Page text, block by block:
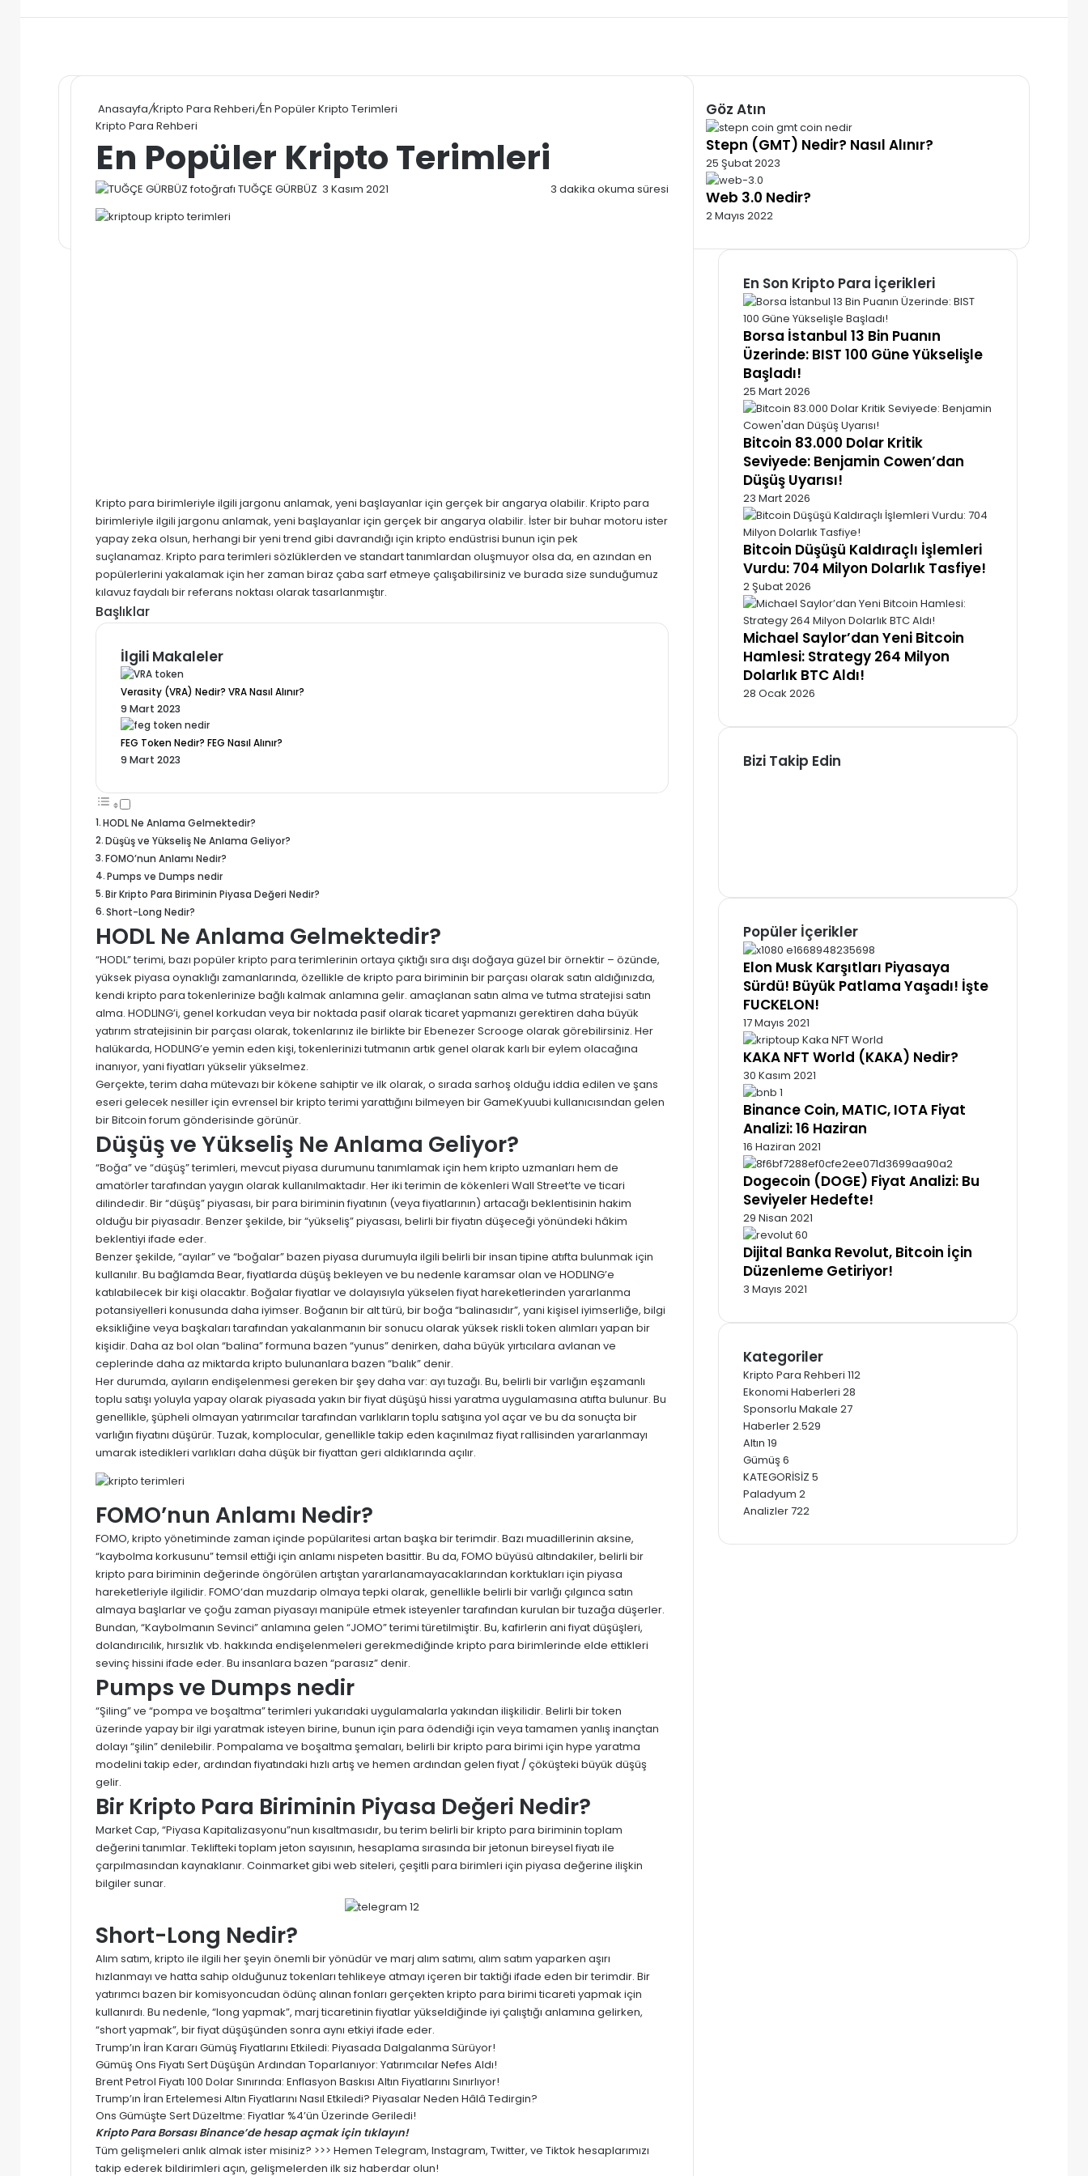
Anasayfa/Kripto Para Rehberi/En Popüler Kripto Terimleri
Kripto Para Rehberi
En Popüler Kripto Terimleri
TUĞÇE GÜRBÜZ Bir
3 Kasım 2021 3 dakika okuma süresi
Kripto para birimleriyle ilgili jargonu anlamak, yeni başlayanlar için gerçek bir angarya olabilir. Kripto para
birimleriyle ilgili jargonu anlamak, yeni başlayanlar için gerçek bir angarya olabilir. İster bir buhar motoru ister
yapay zeka olsun, herhangi bir yeni trend gibi davrandığı için kripto endüstrisi bunun için pek
suçlanamaz. Kripto para terimleri sözlüklerden ve standart tanımlardan oluşmuyor olsa da, en azından en
popülerlerini yakalamak için her zaman biraz çaba sarf etmeye çalışabilirsiniz ve burada size sunduğumuz
kılavuz faydalı bir referans noktası olarak tasarlanmıştır.
Başlıklar
İlgili Makaleler
Verasity (VRA) Nedir? VRA Nasıl Alınır?
9 Mart 2023
FEG Token Nedir? FEG Nasıl Alınır?
9 Mart 2023
HODL Ne Anlama Gelmektedir?
Düşüş ve Yükseliş Ne Anlama Geliyor?
FOMO’nun Anlamı Nedir?
Pumps ve Dumps nedir
Bir Kripto Para Biriminin Piyasa Değeri Nedir?
Short-Long Nedir?
HODL Ne Anlama Gelmektedir?
“HODL” terimi, bazı popüler kripto para terimlerinin ortaya çıktığı sıra dışı doğaya güzel bir örnektir – özünde,
yüksek piyasa oynaklığı zamanlarında, özellikle de kripto para biriminin bir parçası olarak satın aldığınızda,
kendi kripto para tokenlerinize bağlı kalmak anlamına gelir. amaçlanan satın alma ve tutma stratejisi satın
alma. HODLING’i, genel korkudan veya bir noktada pasif olarak ticaret yapmanızı gerektiren daha büyük
yatırım stratejisinin bir parçası olarak, tokenlarınız ile birlikte bir Ebenezer Scrooge olarak görebilirsiniz. Her
halükarda, HODLING’e yemin eden kişi, tokenlerinizi tutmanın artık genel olarak karlı bir eylem olacağına
inanıyor, yani fiyatları yükselir yükselmez.
Gerçekte, terim daha mütevazı bir kökene sahiptir ve ilk olarak, o sırada sarhoş olduğu iddia edilen ve şans
eseri gelecek nesiller için evrensel bir kripto terimi yarattığını bilmeyen bir GameKyuubi kullanıcısından gelen
bir Bitcoin forum gönderisinde görünür.
Düşüş ve Yükseliş Ne Anlama Geliyor?
“Boğa” ve “düşüş” terimleri, mevcut piyasa durumunu tanımlamak için hem kripto uzmanları hem de
amatörler tarafından yaygın olarak kullanılmaktadır. Her iki terimin de kökenleri Wall Street’te ve ticari
dilindedir. Bir “düşüş” piyasası, bir para biriminin fiyatının (veya fiyatlarının) artacağı beklentisinin hakim
olduğu bir piyasadır. Benzer şekilde, bir “yükseliş” piyasası, belirli bir fiyatın düşeceği yönündeki hâkim
beklentiyi ifade eder.
Benzer şekilde, “ayılar”ve “boğalar” bazen piyasa durumuyla ilgili belirli bir insan tipine atıfta bulunmak için
kullanılır. Bu bağlamda Bear, fiyatlarda düşüş bekleyen ve bu nedenle karamsar olan ve HODLING’e
katılabilecek bir kişi olacaktır. Boğalar fiyatlar ve dolayısıyla yükselen fiyat hareketlerinden yararlanma
potansiyelleri konusunda daha iyimser. Boğanın bir alt türü, bir boğa “balinasıdır”, yani kişisel iyimserliğe, bilgi
eksikliğine veya başkaları tarafından yakalanmanın bir sonucu olarak yüksek riskli token alımları yapan bir
kişidir. Daha az bol olan “balina” formuna bazen “yunus” denirken, daha büyük yırtıcılara avlanan ve
ceplerinde daha az miktarda kripto bulunanlara bazen “balık” denir.
Her durumda, ayıların endişelenmesi gereken bir şey daha var: ayı tuzağı. Bu, belirli bir varlığın eşzamanlı
toplu satışı yoluyla yapay olarak piyasada yakın bir fiyat düşüşü hissi yaratma uygulamasına atıfta bulunur. Bu
genellikle, şüpheli olmayan yatırımcılar tarafından varlıkların toplu satışına yol açar ve bu da sonuçta bir
varlığın fiyatını düşürür. Tuzak, komplocular, genellikle takip eden kaçınılmaz fiyat rallisinden yararlanmayı
umarak istedikleri varlıkları daha düşük bir fiyattan geri aldıklarında açılır.
FOMO’nun Anlamı Nedir?
FOMO, kripto yönetiminde zaman içinde popülaritesi artan başka bir terimdir. Bazı muadillerinin aksine,
“kaybolma korkusunu” temsil ettiği için anlamı nispeten basittir. Bu da, FOMO büyüsü altındakiler, belirli bir
kripto para biriminin değerinde öngörülen artıştan yararlanamayacaklarından korktukları için piyasa
hareketleriyle ilgilidir. FOMO‘dan muzdarip olmaya tepki olarak, genellikle belirli bir varlığı çılgınca satın
almaya başlarlar ve çoğu zaman piyasayı manipüle etmek isteyenler tarafından kurulan bir tuzağa düşerler.
Bundan, “Kaybolmanın Sevinci” anlamına gelen “JOMO” terimi türetilmiştir. Bu, kafirlerin ani fiyat düşüşleri,
dolandırıcılık, hırsızlık vb. hakkında endişelenmeleri gerekmediğinde kripto para birimlerinde elde ettikleri
sevinç hissini ifade eder. Bu insanlara bazen “parasız” denir.
Pumps ve Dumps nedir
“Şiling” ve “pompa ve boşaltma” terimleri yukarıdaki uygulamalarla yakından ilişkilidir. Belirli bir token
üzerinde yapay bir ilgi yaratmak isteyen birine, bunun için para ödendiği için veya tamamen yanlış inançtan
dolayı “şilin” denilebilir. Pompalama ve boşaltma şemaları, belirli birkripto para birimi için hype yaratma
modelini takip eder, ardından fiyatındaki hızlı artış ve hemen ardından gelen fiyat / çöküşteki büyük düşüş
gelir.
Bir Kripto Para Biriminin Piyasa Değeri Nedir?
Market Cap, “Piyasa Kapitalizasyonu”nun kısaltmasıdır, bu terim belirli bir kripto para biriminin toplam
değerini tanımlar. Teklifteki toplam jeton sayısının, hesaplama sırasında bir jetonun bireysel fiyatı ile
çarpılmasından kaynaklanır. Coinmarket gibi web siteleri, çeşitli para birimleri için piyasa değerine ilişkin
bilgiler sunar.
Short-Long Nedir?
Alım satım, kripto ile ilgili her şeyin önemli bir yönüdür ve marj alım satımı, alım satım yaparken aşırı
hızlanmayı ve hatta sahip olduğunuz tokenları tehlikeye atmayı içeren bir taktiği ifade eden bir terimdir. Bir
yatırımcı bazen bir komisyoncudan ödünç alınan fonları gerçekten kripto para birimi ticareti yapmak için
kullanırdı. Bu nedenle, “long yapmak”, marj ticaretinin fiyatlar yükseldiğinde iyi çalıştığı anlamına gelirken,
“short yapmak”, bir fiyat düşüşünden sonra aynı etkiyi ifade eder.
Trump’ın İran Kararı Gümüş Fiyatlarını Etkiledi: Piyasada Dalgalanma Sürüyor!
Gümüş Ons Fiyatı Sert Düşüşün Ardından Toparlanıyor: Yatırımcılar Nefes Aldı!
Brent Petrol Fiyatı 100 Dolar Sınırında: Enflasyon Baskısı Altın Fiyatlarını Sınırlıyor!
Trump’ın İran Ertelemesi Altın Fiyatlarını Nasıl Etkiledi? Piyasalar Neden Hâlâ Tedirgin?
Ons Gümüşte Sert Düzeltme: Fiyatlar %4’ün Üzerinde Geriledi!
Kripto Para Borsası Binance’de hesap açmak için tıklayın!
Tüm gelişmeleri anlık almak ister misiniz? >>> Hemen Telegram, Instagram, Twitter, ve Tiktok hesaplarımızı
takip ederek bildirimleri açın, gelişmelerden ilk siz haberdar olun!
Göz Atın
Kapalı
Stepn (GMT) Nedir? Nasıl Alınır?
25 Şubat 2023
Web 3.0 Nedir?
2 Mayıs 2022
En Son Kripto Para İçerikleri
Borsa İstanbul 13 Bin Puanın
Üzerinde: BIST 100 Güne Yükselişle
Başladı!
25 Mart 2026
Bitcoin 83.000 Dolar Kritik
Seviyede: Benjamin Cowen’dan
Düşüş Uyarısı!
23 Mart 2026
Bitcoin Düşüşü Kaldıraçlı İşlemleri
Vurdu: 704 Milyon Dolarlık Tasfiye!
2 Şubat 2026
Michael Saylor’dan Yeni Bitcoin
Hamlesi: Strategy 264 Milyon
Dolarlık BTC Aldı!
28 Ocak 2026
Bizi Takip Edin
Popüler İçerikler
Elon Musk Karşıtları Piyasaya
Sürdü! Büyük Patlama Yaşadı! İşte
FUCKELON!
17 Mayıs 2021
KAKA NFT World (KAKA) Nedir?
30 Kasım 2021
Binance Coin, MATIC, IOTA Fiyat
Analizi: 16 Haziran
16 Haziran 2021
Dogecoin (DOGE) Fiyat Analizi: Bu
Seviyeler Hedefte!
29 Nisan 2021
Dijital Banka Revolut, Bitcoin İçin
Düzenleme Getiriyor!
3 Mayıs 2021
Kategoriler
Kripto Para Rehberi 112
Ekonomi Haberleri 28
Sponsorlu Makale 27
Haberler2.529
Altın 19
Gümüş 6
KATEGORİSİZ 5
Paladyum 2
Analizler722